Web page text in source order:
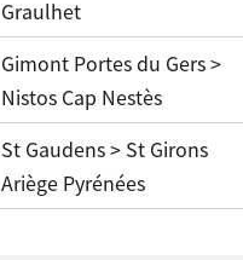
Graulhet
Gimont Portes du Gers >
Nistos Cap Nestès
St Gaudens > St Girons
Ariège Pyrénées